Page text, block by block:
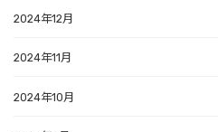
2024年12月
2024年11月
2024年10月